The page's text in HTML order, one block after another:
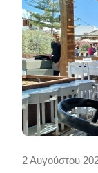
2 Αυγούστου